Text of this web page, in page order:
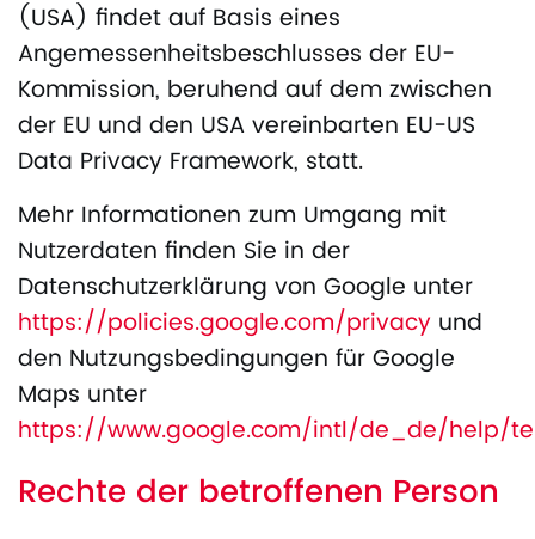
(USA) findet auf Basis eines
Angemessenheitsbeschlusses der EU-
Kommission, beruhend auf dem zwischen
der EU und den USA vereinbarten EU-US
Data Privacy Framework, statt.
Mehr Informationen zum Umgang mit
Nutzerdaten finden Sie in der
Datenschutzerklärung von Google unter
https://policies.google.com/privacy und
den Nutzungsbedingungen für Google
Maps unter
https://www.google.com/intl/de_de/help/
Rechte der betroffenen Person